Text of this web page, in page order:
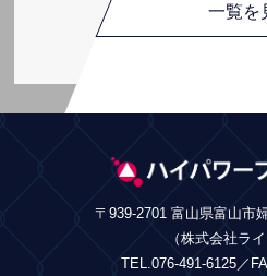
一覧を
〒939-2701 富山県富山市
（株式会社ライ
TEL.076-491-6125／